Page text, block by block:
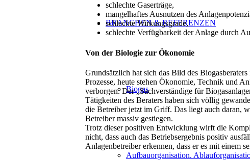
BRANCHEN & REFERENZEN
Biogas
Aufbauorganisation.
schlechte Gaserträge,
mangelhaftes Ausnutzen des
schlechte Wirkungsgrade,
schlechte Verfügbarkeit der Anlage durch
Von der Biologie zur Ökonomie
Grundsätzlich hat sich das Bild des
Prozesse, heute stehen Ökonomie, Technik und
verborgen. Der „Sachverständige für
Tätigkeiten des Beraters haben sich völlig
die Betreiber jetzt im Griff. Das liegt auch daran,
Betreiber massiv gestiegen.
Trotz dieser positiven Entwicklung wirft die
nicht, dass auch das Betriebsergebnis positiv
Anlagenbetreiber erkennen, dass er es mit einem